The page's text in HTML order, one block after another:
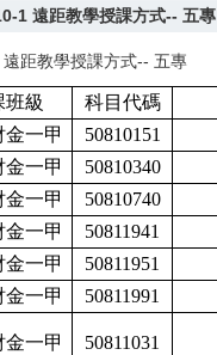
1 遠距教學授課方式-- 五專
遠距教學授課方式-- 五專
班級 科目代碼
金一甲 50810151
金一甲 50810340
金一甲 50810740
金一甲 50811941
金一甲 50811951
金一甲 50811991
金一甲 50811031